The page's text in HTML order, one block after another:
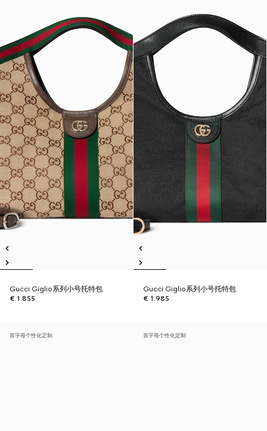
Gucci Giglio系列小号托特包
€ 1.855
Gucci Giglio系列小号托特包
€ 1.985
首字母个性化定制 首字母个性化定制